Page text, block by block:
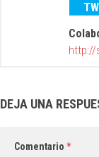
http://
DEJA UNA
Comentario *